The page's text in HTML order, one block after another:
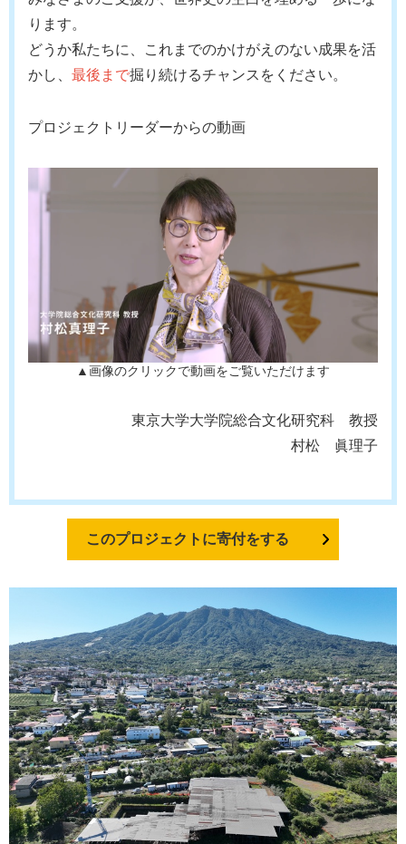
ります。
どうか私たちに、これまでのかけがえのない成果を活
かし、 最後まで掘り続けるチャンスをください。
プロジェクトリーダーからの動画
▲画像のクリックで動画をご覧いただけます
東京大学大学院総合文化研究科 教授
村松 眞理子
このプロジェクトに寄付をする